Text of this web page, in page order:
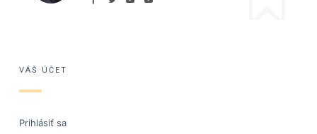
VÁŠ ÚČET
Prihlásiť sa